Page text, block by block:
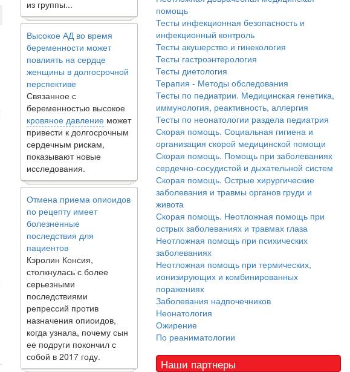
из группы...
Высокое АД во время
беременности может
повлиять на сердце
женщины в долгосрочной
перспективе
Связанное с
беременностью высокое
кровяное давление может
привести к долгосрочным
сердечным рискам,
показывают новые
исследования.
Отмена приема опиоидов
по рецепту имеет
болезненные
последствия для
пациентов
Кэролин Консия,
столкнулась с более
серьезными
последствиями
репрессий против
назначения опиоидов,
когда узнала, почему сын
ее подруги покончил с
собой в 2017 году.
помощь
Тесты инфекционная безопасность и
инфекционный контроль
Тесты акушерство и гинекология
Тесты гастроэнтерология
Тесты диетология
Терапия - Методы обследования
Тесты по педиатрии. Медицинская генетика,
иммунология, реактивность, аллергия
Тесты по неонатологии раздела педиатрия
Скорая помощь. Социальная гигиена и
организация скорой медицинской помощи
Скорая помощь. Помощь при заболеваниях
сердечно-сосудистой и дыхательной систем
Скорая помощь. Острые хирургические
заболевания и травмы органов груди и
живота
Скорая помощь. Неотложная помощь при
острых заболеваниях и травмах глаза
Неотложная помощь при психических
заболеваниях
Неотложная помощь при термических,
ионизирующих и комбинированных
поражениях
Заболевания надпочечников
Неонатология
Ожирение
По реаниматологии
Наши партнеры